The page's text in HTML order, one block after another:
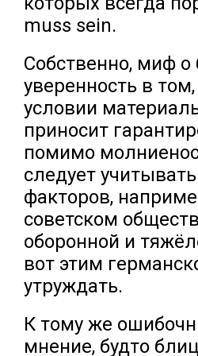
muss sein.
Собственно, миф о
уверенность в
условии
приносит
помимо
следует
факторов,
советском
оборонной и
вот этим
утруждать.
К тому же
мнение, будто